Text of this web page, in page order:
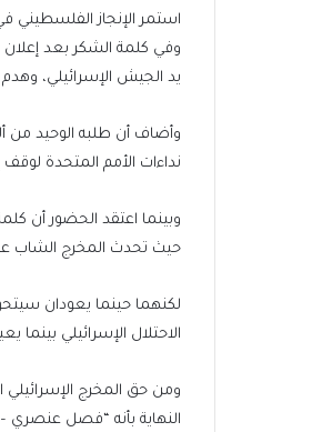
استمر الإنجاز الفلسطيني
وفي كلمة الشكر بعد إعلان
يد الجيش الإسرائيلي،
وأضاف أن طلبه الوحيد من
نداءات الأمم المتحدة لوقف
وبينما اعتقد الحضور أن
حيث تحدث المخرج الشاب
لكنهما حينما يعودان
الاحتلال الإسرائيلي
ومن حق المخرج
النهاية بأنه “فصل عنصري –